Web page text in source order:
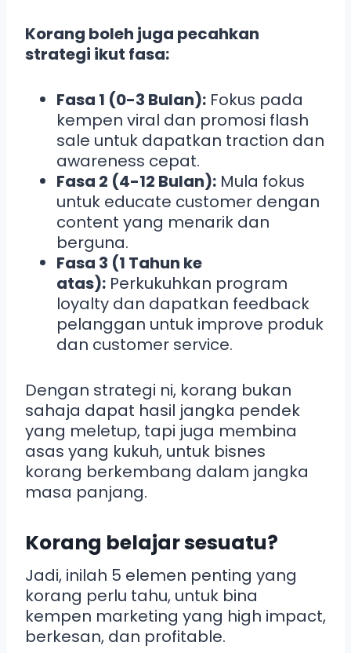
Korang boleh juga pecahkan
strategi ikut fasa:
Fasa 1 (0-3 Bulan): Fokus pada
kempen viral dan promosi flash
sale untuk dapatkan traction dan
awareness cepat.
Fasa 2 (4-12 Bulan): Mula fokus
untuk educate customer dengan
content yang menarik dan
berguna.
Fasa 3 (1 Tahun ke
atas): Perkukuhkan program
loyalty dan dapatkan feedback
pelanggan untuk improve produk
dan customer service.
Dengan strategi ni, korang bukan
sahaja dapat hasil jangka pendek
yang meletup, tapi juga membina
asas yang kukuh, untuk bisnes
korang berkembang dalam jangka
masa panjang.
Korang belajar sesuatu?
Jadi, inilah 5 elemen penting yang
korang perlu tahu, untuk bina
kempen marketing yang high impact,
berkesan, dan profitable.